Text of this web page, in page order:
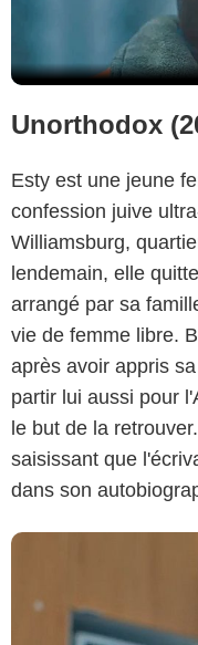
Unorthodox
Esty est une jeune
confession juive
Williamsburg,
lendemain, elle
arrangé par sa
vie de femme libre.
après avoir appris
partir lui aussi pour
le but de la retrouver.
saisissant que
dans son